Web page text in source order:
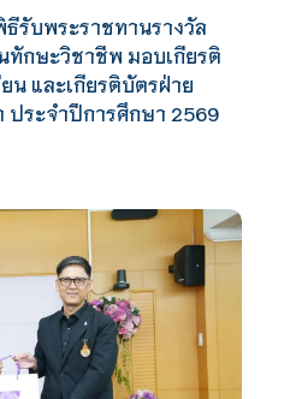
รับพระราชทานรางวัล
ทักษะวิชาชีพ มอบเกียรติ
น และเกียรติบัตรฝ่าย
ประจำปีการศึกษา 2569